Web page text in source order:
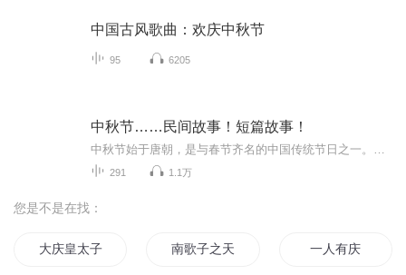
中国古风歌曲：欢庆中秋节
95 6205
中秋节……民间故事！短篇故事！
291 1.1万
您是不是在找：
大庆皇太子 南歌子之天气晚来秋 一人有庆